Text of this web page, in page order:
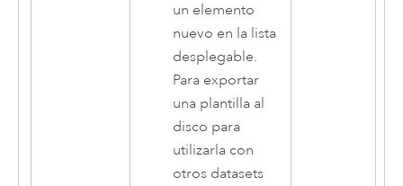
un elemento
nuevo en la lista
desplegable.
Para exportar
una plantilla al
disco para
utilizarla con
otros datasets